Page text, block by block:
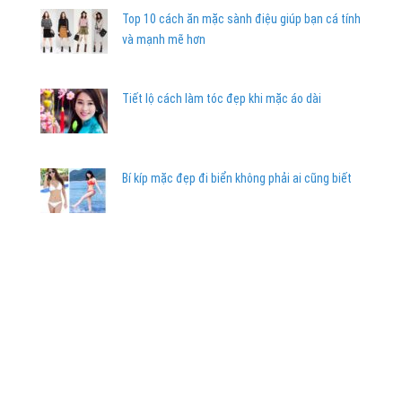
Top 10 cách ăn mặc sành điệu giúp bạn cá tính
và mạnh mẽ hơn
Tiết lộ cách làm tóc đẹp khi mặc áo dài
Bí kíp mặc đẹp đi biển không phải ai cũng biết